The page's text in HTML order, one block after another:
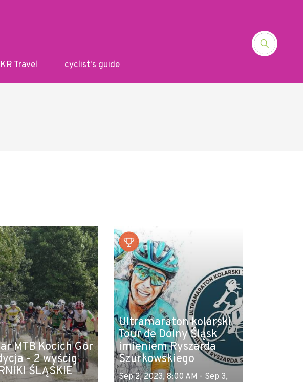
Travel cyclist's guide
MTB Kocich Gór
- 2 wyścig
ŚLĄSKIE
Ultramaraton kolarski
Tour de Dolny Śląsk
imieniem Ryszarda
Szurkowskiego
Sep 2, 2023, 8:00 AM - Sep 3,